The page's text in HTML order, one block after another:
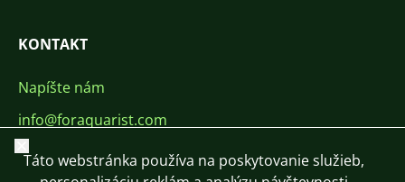
KONTAKT
Napíšte nám
info@foraquarist.com
+420 603 449 602
Zavrieť
Táto webstránka používa na poskytovanie služieb,